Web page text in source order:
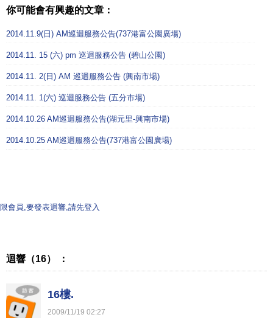
你可能會有興趣的文章：
2014.11.9(日) AM巡迴服務公告(737港富公園廣場)
2014.11. 15 (六) pm 巡迴服務公告 (碧山公園)
2014.11. 2(日) AM 巡迴服務公告 (興南市場)
2014.11. 1(六) 巡迴服務公告 (五分市場)
2014.10.26 AM巡迴服務公告(湖元里-興南市場)
2014.10.25 AM巡迴服務公告(737港富公園廣場)
限會員,要發表迴響,請先登入
迴響（16） ：
16樓.
2009/11/19 02:27